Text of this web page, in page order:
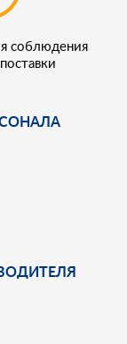
соблюдения